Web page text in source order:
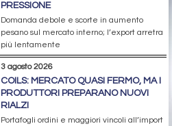
PRESSIONE
Domanda debole e scorte in aumento
pesano sul mercato interno; l’export arretra
più lentamente
3 agosto 2026
COILS: MERCATO QUASI FERMO, MA I
PRODUTTORI PREPARANO NUOVI
RIALZI
Portafogli ordini e maggiori vincoli all’import